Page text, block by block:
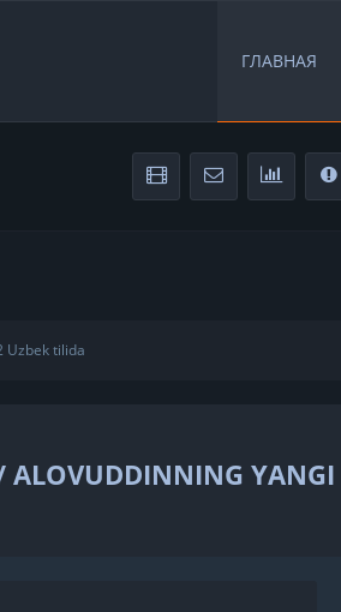
ГЛАВНАЯ
Uzbek tilida
ALOVUDDINNING YANGI